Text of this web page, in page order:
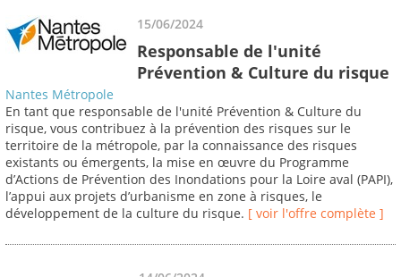
15/06/2024
Responsable de l'unité
Prévention & Culture du risque
Nantes Métropole
En tant que responsable de l'unité Prévention & Culture du
risque, vous contribuez à la prévention des risques sur le
territoire de la métropole, par la connaissance des risques
existants ou émergents, la mise en œuvre du Programme
d’Actions de Prévention des Inondations pour la Loire aval (PAPI),
l’appui aux projets d’urbanisme en zone à risques, le
développement de la culture du risque. [ voir l'offre complète ]